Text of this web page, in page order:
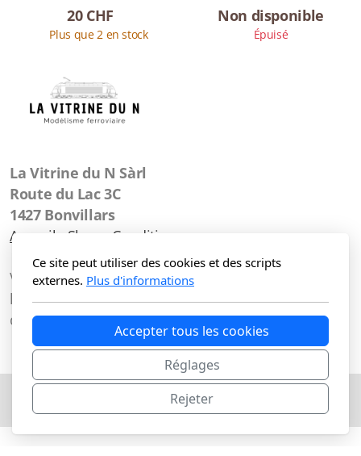
20CHF
Plus que 2 en stock
Non disponible
Épuisé
La Vitrine du N Sàrl
Route du Lac 3C
1427 Bonvillars
Accueil
Shop Conditions
Vous pouvez nous joindre de préférence par mail à
l'adresse info@lavitrinedun.ch ou via le formulaire
de contact, mais également au077 809 94 46
Copyright, tous droits réservés
Ce site peut utiliser des cookies et des scripts
externes. Plus d'informations
Accepter tous les cookies
Réglages
Rejeter